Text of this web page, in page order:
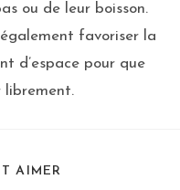
ou de leur boisson.
favoriser la
d’espace pour que
librement.
AIMER